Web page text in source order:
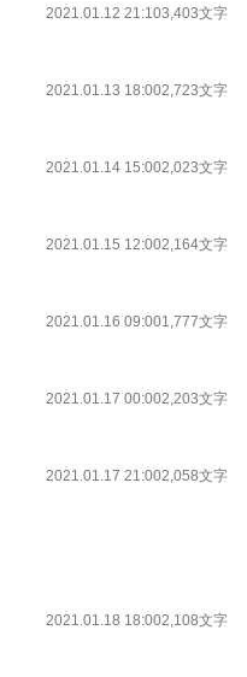
2021.01.12 21:103,403文字
2021.01.13 18:002,723文字
2021.01.14 15:002,023文字
2021.01.15 12:002,164文字
2021.01.16 09:001,777文字
2021.01.17 00:002,203文字
2021.01.17 21:002,058文字
2021.01.18 18:002,108文字